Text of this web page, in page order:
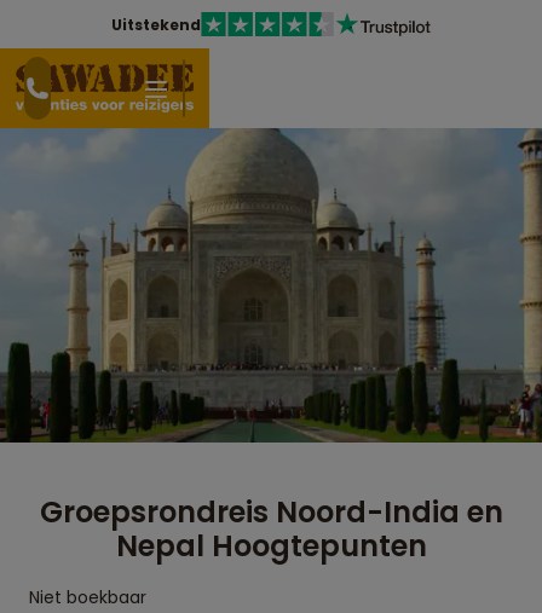
Uitstekend
Groepsrondreis Noord-India en
Nepal Hoogtepunten
Niet boekbaar